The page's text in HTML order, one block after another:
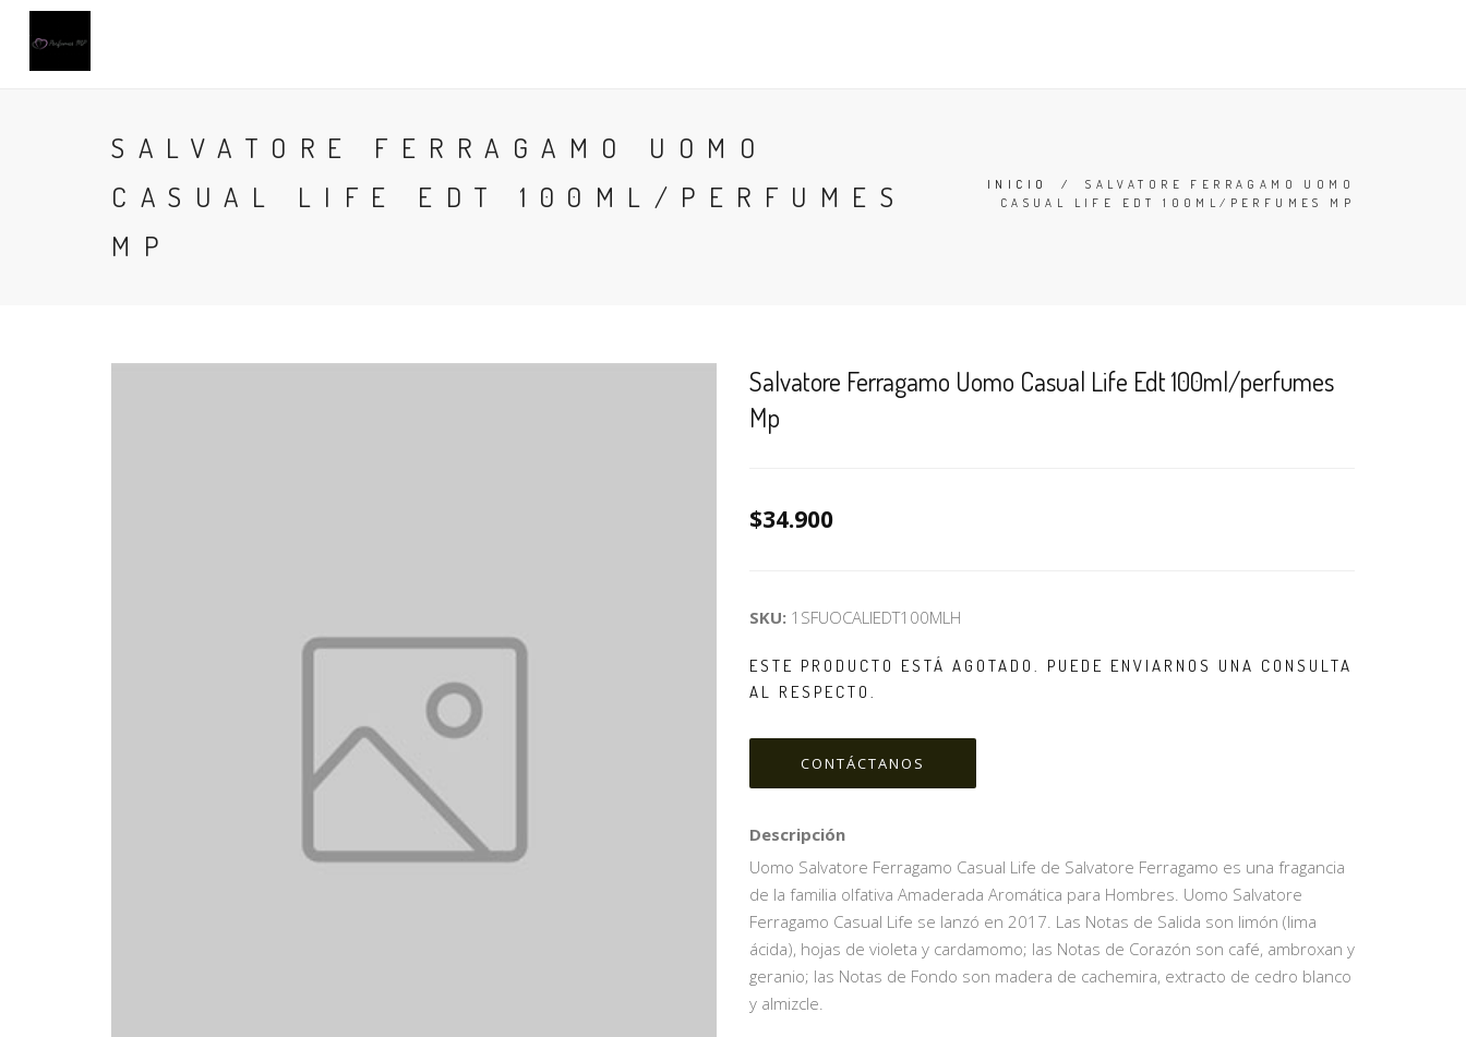
SALVATORE FERRAGAMO UOMO
CASUAL LIFE EDT 100ML/PERFUMES
MP
INICIO /SALVATORE FERRAGAMO UOMO
CASUAL LIFE EDT 100ML/PERFUMES MP
Salvatore Ferragamo Uomo Casual Life Edt 100ml/perfumes
Mp
$34.900
SKU: 1SFUOCALIEDT100MLH
ESTE PRODUCTO ESTÁ AGOTADO. PUEDE ENVIARNOS UNA CONSULTA
AL RESPECTO.
CONTÁCTANOS
Descripción
Uomo Salvatore Ferragamo Casual Life de Salvatore Ferragamo es una fragancia
de la familia olfativa Amaderada Aromática para Hombres. Uomo Salvatore
Ferragamo Casual Life se lanzó en 2017. Las Notas de Salida son limón (lima
ácida), hojas de violeta y cardamomo; las Notas de Corazón son café, ambroxan y
geranio; las Notas de Fondo son madera de cachemira, extracto de cedro blanco
y almizcle.